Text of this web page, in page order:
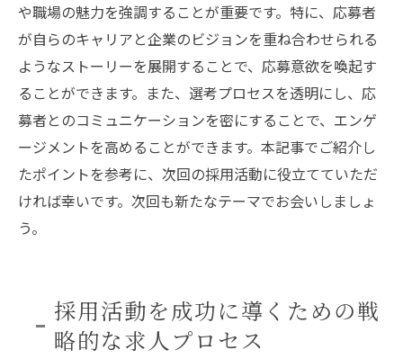
や職場の魅力を強調することが重要です。特に、応募者
が自らのキャリアと企業のビジョンを重ね合わせられる
ようなストーリーを展開することで、応募意欲を喚起す
ることができます。また、選考プロセスを透明にし、応
募者とのコミュニケーションを密にすることで、エンゲ
ージメントを高めることができます。本記事でご紹介し
たポイントを参考に、次回の採用活動に役立てていただ
ければ幸いです。次回も新たなテーマでお会いしましょ
う。
採用活動を成功に導くための戦
略的な求人プロセス